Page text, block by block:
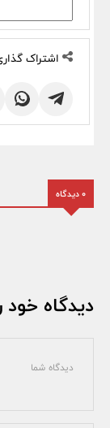
اشتراک
0 دیدگاه
دیدگاه خود